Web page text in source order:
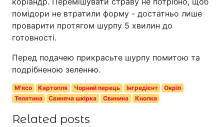
помідори не втратили форму - достатньо лише
проварити протягом шурпу 5 хвилин до
готовності.
Перед подачею прикрасьте шурпу помитою та
подрібненою зеленню.
М'ясо Картопля Чорний перець Інгредієнт
Окріп
Телятина
Свиняча шкірка Свинина Кнопка
Related posts